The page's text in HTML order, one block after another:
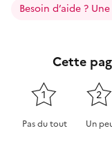
Besoin d’aide ?
Cette
1
Pas du tout
2
Un